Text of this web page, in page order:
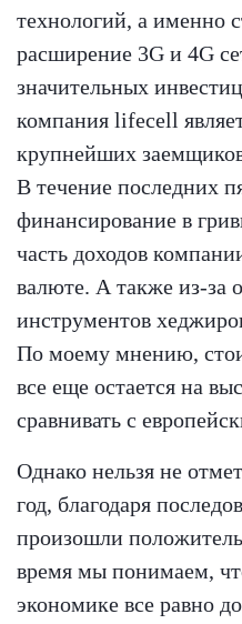
технологий, а именно
расширение 3G и 4G
значительных
компания lifecell
крупнейших
В течение последних
финансирование в
часть доходов
валюте. А также из-за
инструментов
По моему мнению,
все еще остается на
сравнивать с
Однако нельзя не
год, благодаря
произошли
время мы понимаем,
экономике все равно